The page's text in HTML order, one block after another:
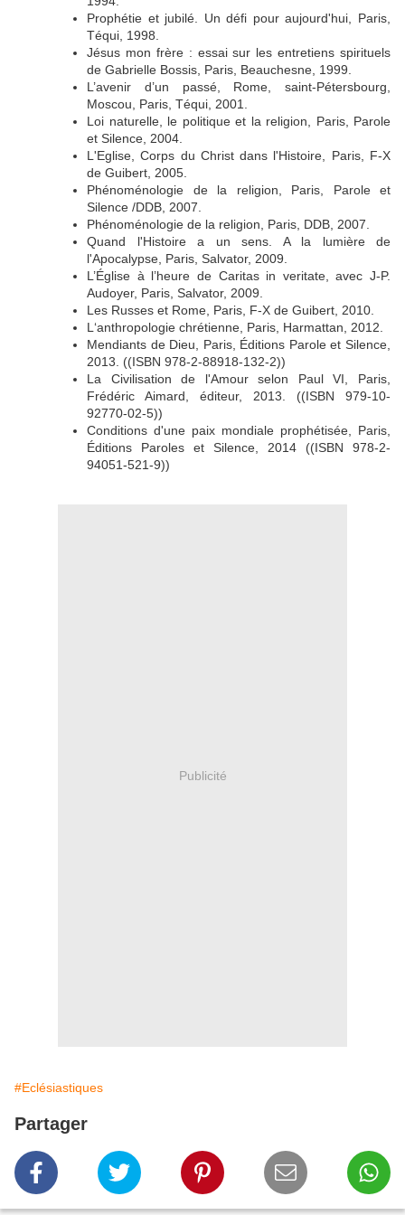
Prophétie et jubilé. Un défi pour aujourd'hui, Paris,
Téqui, 1998.
Jésus mon frère : essai sur les entretiens spirituels
de Gabrielle Bossis, Paris, Beauchesne, 1999.
L’avenir d’un passé, Rome, saint-Pétersbourg,
Moscou, Paris, Téqui, 2001.
Loi naturelle, le politique et la religion, Paris, Parole
et Silence, 2004.
L'Eglise, Corps du Christ dans l'Histoire, Paris, F-X
de Guibert, 2005.
Phénoménologie de la religion, Paris, Parole et
Silence /DDB, 2007.
Phénoménologie de la religion, Paris, DDB, 2007.
Quand l'Histoire a un sens. A la lumière de
l'Apocalypse, Paris, Salvator, 2009.
L’Église à l’heure de Caritas in veritate, avec J-P.
Audoyer, Paris, Salvator, 2009.
Les Russes et Rome, Paris, F-X de Guibert, 2010.
L‘anthropologie chrétienne, Paris, Harmattan, 2012.
Mendiants de Dieu, Paris, Éditions Parole et Silence,
2013. ((ISBN 978-2-88918-132-2))
La Civilisation de l'Amour selon Paul VI, Paris,
Frédéric Aimard, éditeur, 2013. ((ISBN 979-10-
92770-02-5))
Conditions d'une paix mondiale prophétisée, Paris,
Éditions Paroles et Silence, 2014 ((ISBN 978-2-
94051-521-9))
Publicité
#Eclésiastiques
Partager